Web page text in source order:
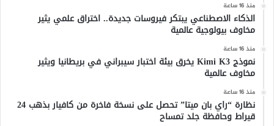
منذ 16 ساعة
الذكاء الاصطناعي يبتكر فيروسات جديدة.. اختراق علمي يثير
مخاوف بيولوجية عالمية
منذ 16 ساعة
نموذج Kimi K3 يخرق بيئة اختبار سيبراني في بريطانيا ويثير
مخاوف عالمية
منذ 16 ساعة
نظارة “راي بان ميتا” تحصل على نسخة فاخرة من كافيار بذهب 24
قيراط وحافظة جلد تمساح